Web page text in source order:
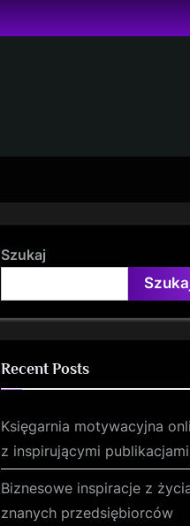
Szukaj
Recent Posts
Księgarnia motywacyjna
z inspirującymi publikacjami
Biznesowe inspiracje z
znanych przedsiębiorców